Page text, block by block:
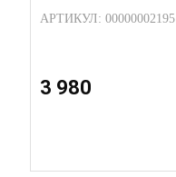
АРТИКУЛ: 00000002195
3 980